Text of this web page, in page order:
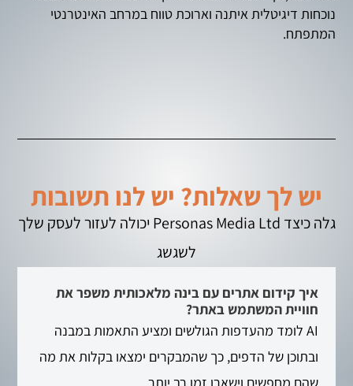
נוכחות דיגיטלית איתנה וארוכת טווח במרחב האינטרנטי
המתפתח.
יש לך שאלות? יש לנו תשובות
גלה כיצד Personas Media Ltd יכולה לעזור לעסק שלך
לשגשג
איך קידום אתרים עם בינה מלאכותית משפר את
חוויית המשתמש באתר?
AI לומד מהעדפות הגולשים ומציע התאמות במבנה
ובתוכן של הדפים, כך שהמבקרים ימצאו בקלות את מה